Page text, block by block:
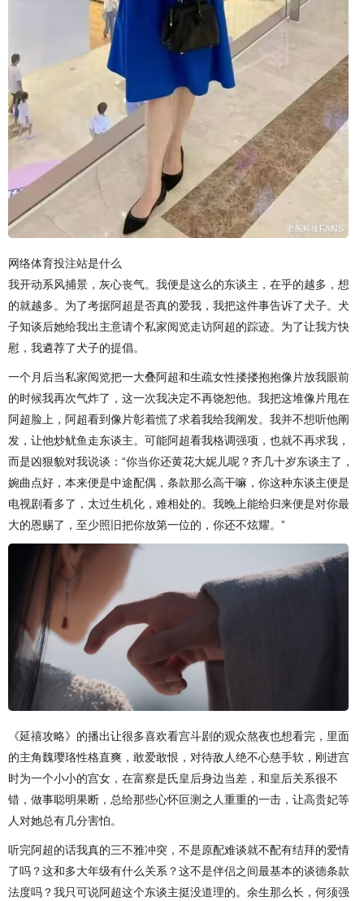
网络体育投注站是什么
我开动系风捕景，灰心丧气。我便是这么的东谈主，在乎的越多，想
的就越多。为了考据阿超是否真的爱我，我把这件事告诉了犬子。犬
子知谈后她给我出主意请个私家阅览走访阿超的踪迹。为了让我方快
慰，我遴荐了犬子的提倡。
一个月后当私家阅览把一大叠阿超和生疏女性搂搂抱抱像片放我眼前
的时候我再次气炸了，这一次我决定不再饶恕他。我把这堆像片甩在
阿超脸上，阿超看到像片彰着慌了求着我给我阐发。我并不想听他阐
发，让他炒鱿鱼走东谈主。可能阿超看我格调强项，也就不再求我，
而是凶狠貌对我说谈：“你当你还黄花大妮儿呢？齐几十岁东谈主了，
婉曲点好，本来便是中途配偶，条款那么高干嘛，你这种东谈主便是
电视剧看多了，太过生机化，难相处的。我晚上能给归来便是对你最
大的恩赐了，至少照旧把你放第一位的，你还不炫耀。”
《延禧攻略》的播出让很多喜欢看宫斗剧的观众熬夜也想看完，里面
的主角魏璎珞性格直爽，敢爱敢恨，对待敌人绝不心慈手软，刚进宫
时为一个小小的宫女，在富察是氏皇后身边当差，和皇后关系很不
错，做事聪明果断，总给那些心怀叵测之人重重的一击，让高贵妃等
人对她总有几分害怕。
听完阿超的话我真的三不雅冲突，不是原配难谈就不配有结拜的爱情
了吗？这和多大年级有什么关系？这不是伴侣之间最基本的谈德条款
法度吗？我只可说阿超这个东谈主挺没道理的。余生那么长，何须强